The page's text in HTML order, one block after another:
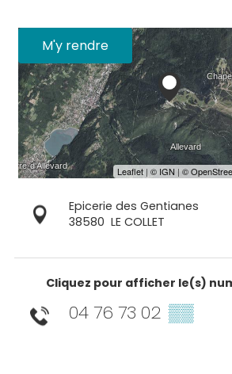
M'y rendre
Epicerie des Gentianes
38580 LE COLLET
Cliquez pour afficher le(s)
04 76 73 02 ▒▒